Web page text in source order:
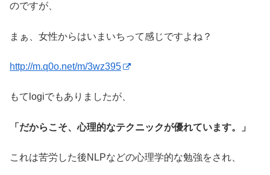
のですが、
まぁ、女性からはいまいちって感じですよね？
http://m.q0o.net/m/3wz395
もてlogiでもありましたが、
「だからこそ、心理的なテクニックが優れています。」
これは苦労した後NLPなどの心理学的な勉強をされ、